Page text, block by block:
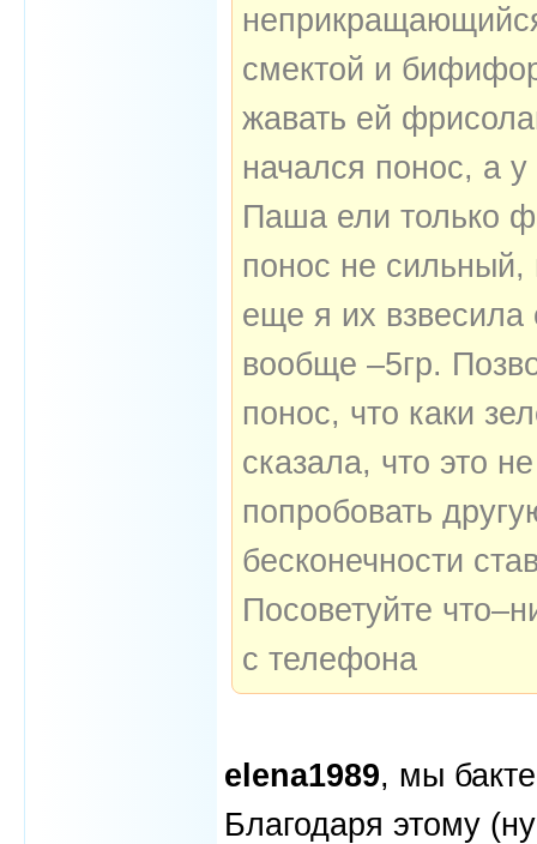
смектой и
жавать ей
начался понос, а
Паша ели только
понос не сильный,
еще я их взвесила
вообще –5гр.
понос, что каки
сказала, что это
попробовать
бесконечности
Посоветуйте
с телефона
elena1989, мы
Благодаря этому